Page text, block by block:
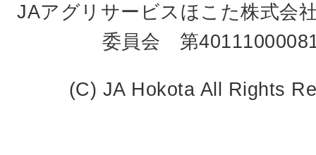
JAアグリサービスほこた株式会
委員会 第
(C) JA Hokota All Rights